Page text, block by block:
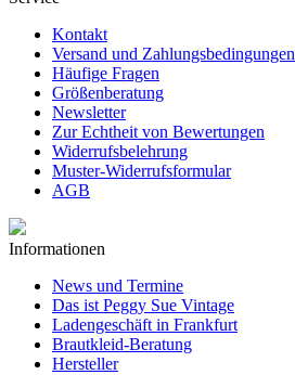
Kontakt
Versand und Zahlungsbedingungen
Häufige Fragen
Größenberatung
Newsletter
Zur Echtheit von Bewertungen
Widerrufsbelehrung
Muster-Widerrufsformular
AGB
Informationen
News und Termine
Das ist Peggy Sue Vintage
Ladengeschäft in Frankfurt
Brautkleid-Beratung
Hersteller